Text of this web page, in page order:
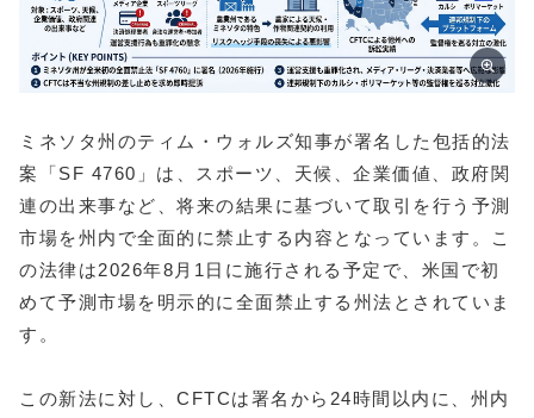
ミネソタ州のティム・ウォルズ知事が署名した包括的法
案「SF 4760」は、スポーツ、天候、企業価値、政府関
連の出来事など、将来の結果に基づいて取引を行う予測
市場を州内で全面的に禁止する内容となっています。こ
の法律は2026年8月1日に施行される予定で、米国で初
めて予測市場を明示的に全面禁止する州法とされていま
す。
この新法に対し、CFTCは署名から24時間以内に、州内